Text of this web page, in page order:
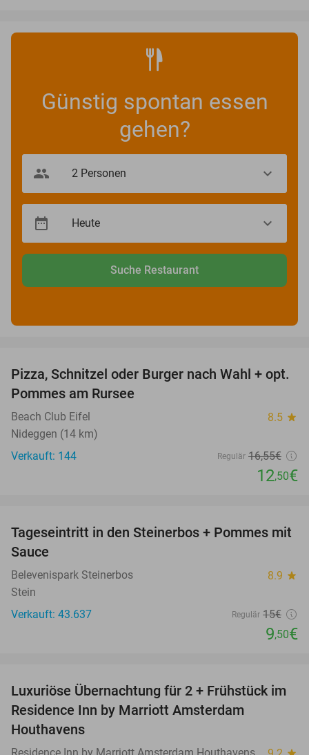
Günstig spontan essen
gehen?
Suche Restaurant
24%
Pizza, Schnitzel oder Burger nach Wahl + opt.
Pommes am Rursee
Beach Club Eifel 8.5 star
Nideggen (14 km)
Verkauft: 144
Regulär 16,55€
12,50€
37%
Tageseintritt in den Steinerbos + Pommes mit
Sauce
Belevenispark Steinerbos 8.9 star
Stein
Verkauft: 43.637
Regulär 15€
9,50€
43%
Luxuriöse Übernachtung für 2 + Frühstück im
Residence Inn by Marriott Amsterdam
Houthavens